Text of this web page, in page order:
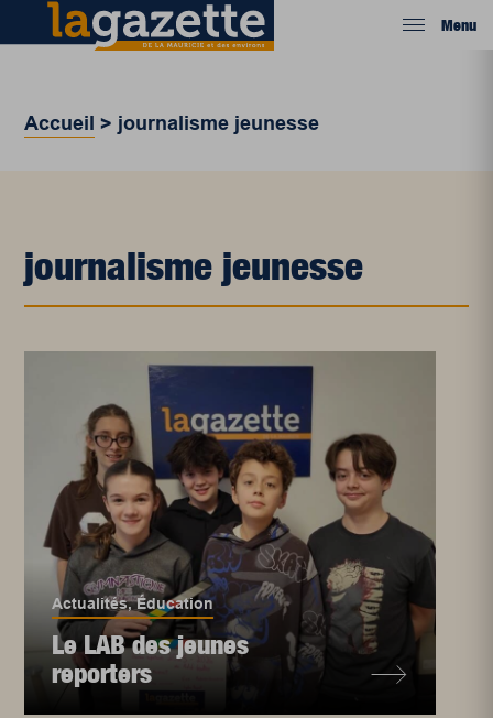
Menu
Accueil > journalisme jeunesse
journalisme jeunesse
Actualités,Éducation
Le LAB des jeunes
reporters